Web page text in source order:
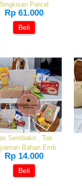
Bingkisan Parcel
Rp 61.000
Beli
Sembako , Tas
Bahan Emb
Rp 14.000
Beli